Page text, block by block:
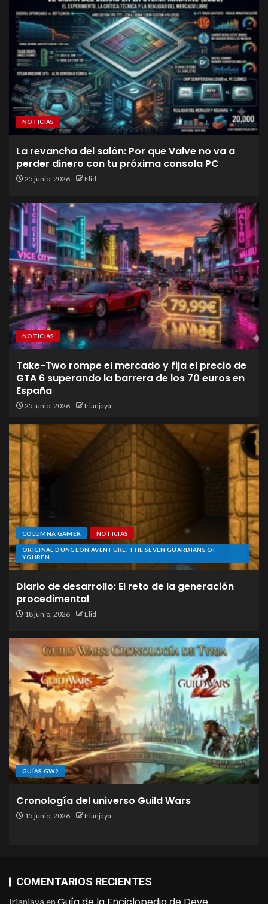
NOTICIAS
La revancha del salón: Por que Valve no va a
perder dinero con tu próxima consola PC
25 junio, 2026 Elid
NOTICIAS
Take-Two rompe el mercado y fija el precio de
GTA 6 superando la barrera de los 70 euros en
España
25 junio, 2026 Irianjaya
COLUMNA GAMER NOTICIAS
ORIGINAL DUNGEON AVENTURE: THE SEVEN GUARDIANS OF
YGHREN
Diario de desarrollo: El reto de la generación
procedimental
18 junio, 2026 Elid
GUÍAS GW2
Cronología del universo Guild Wars
15 junio, 2026 Irianjaya
COMENTARIOS RECIENTES
Irianjayaen